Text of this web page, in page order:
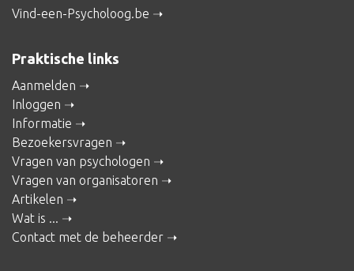
Vind-een-Psycholoog.be
Praktische links
Aanmelden
Inloggen
Informatie
Bezoekersvragen
Vragen van psychologen
Vragen van organisatoren
Artikelen
Wat is ...
Contact met de beheerder